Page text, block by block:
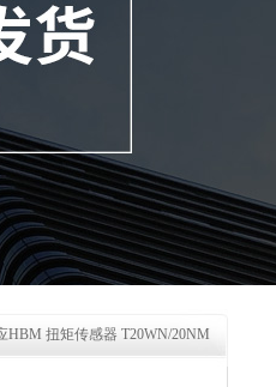
HBM 扭矩传感器 T20WN/20NM